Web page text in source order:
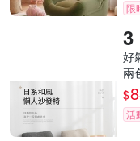
限
好
兩
$
活